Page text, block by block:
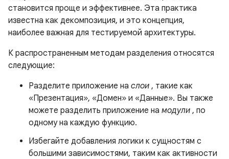
становится проще и эффективнее. Эта практика
известна как декомпозиция, и это концепция,
наиболее важная для тестируемой архитектуры.
К распространенным методам разделения относятся
следующие:
Разделите приложение на слои , такие как
«Презентация», «Домен» и «Данные». Вы также
можете разделить приложение на модули , по
одному на каждую функцию.
Избегайте добавления логики к сущностям с
большими зависимостями, таким как активности